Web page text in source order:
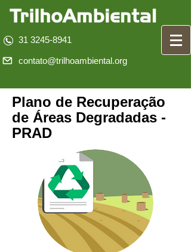
31 3245-8941
contato@trilhoambiental.org
Plano de Recuperação
de Áreas Degradadas -
PRAD